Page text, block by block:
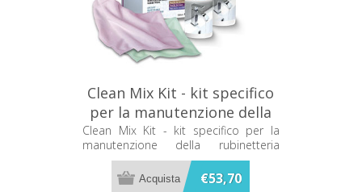
Clean Mix Kit - kit specifico
per la manutenzione della
rubinetteria Metacril
11800501
Clean Mix Kit - kit specifico per la
manutenzione della rubinetteria
Metacril 11800501
€53,70